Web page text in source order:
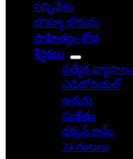
సన్నివేశం
బొమ్మా బొరుసు
సాహిత్యం-శోభ
శీర్షికలు
ప్రత్యేక వ్యాసాలు
ఎడిటోరియల్
అరుగు
సంకేతం
దక్కన్.కామ్
24 గంటలు